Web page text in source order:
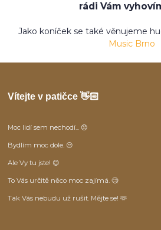
rádi Vám
Jako koníček se také věnujeme
Music Brno
Vítejte v patičce 👋🏻
Moc lidí sem nechodí... 😞
Bydlím moc dole. 😒
Ale Vy tu jste! 😊
To Vás určitě něco moc zajímá. 🧐
Tak Vás nebudu už rušit. Mějte se! 🫶